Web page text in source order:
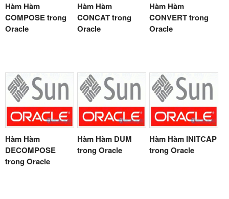
Hàm Hàm
COMPOSE trong
Oracle
Hàm Hàm
CONCAT trong
Oracle
Hàm Hàm
CONVERT trong
Oracle
Hàm Hàm
DECOMPOSE
trong Oracle
Hàm Hàm DUM
trong Oracle
Hàm Hàm INITCAP
trong Oracle